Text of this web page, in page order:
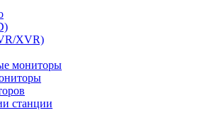
XVR)
мониторы
станции